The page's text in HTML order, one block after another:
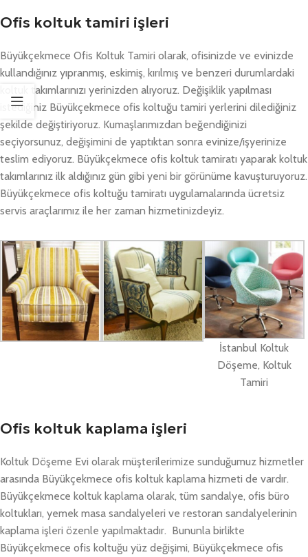
Ofis koltuk tamiri işleri
Büyükçekmece Ofis Koltuk Tamiri olarak, ofisinizde ve evinizde
kullandığınız yıpranmış, eskimiş, kırılmış ve benzeri durumlardaki
koltuk takımlarınızı yerinizden alıyoruz. Değişiklik yapılması
istediğiniz Büyükçekmece ofis koltuğu tamiri yerlerini dilediğiniz
şekilde değiştiriyoruz. Kumaşlarımızdan beğendiğinizi
seçiyorsunuz, değişimini de yaptıktan sonra evinize/işyerinize
teslim ediyoruz. Büyükçekmece ofis koltuk tamiratı yaparak koltuk
takımlarınız ilk aldığınız gün gibi yeni bir görünüme kavuşturuyoruz.
Büyükçekmece ofis koltuğu tamiratı uygulamalarında ücretsiz
servis araçlarımız ile her zaman hizmetinizdeyiz.
İstanbul Koltuk
Döşeme, Koltuk
Tamiri
Ofis koltuk kaplama işleri
Koltuk Döşeme Evi olarak müşterilerimize sunduğumuz hizmetler
arasında Büyükçekmece ofis koltuk kaplama hizmeti de vardır.
Büyükçekmece koltuk kaplama olarak, tüm sandalye, ofis büro
koltukları, yemek masa sandalyeleri ve restoran sandalyelerinin
kaplama işleri özenle yapılmaktadır. Bununla birlikte
Büyükçekmece ofis koltuğu yüz değişimi, Büyükçekmece ofis